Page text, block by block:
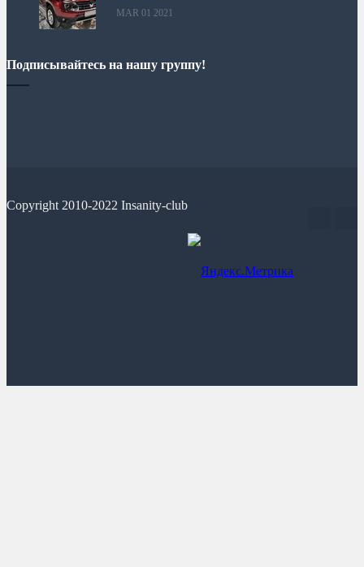
MAR 01 2021
Подписывайтесь на нашу группу!
Copyright 2010-2022 Insanity-club